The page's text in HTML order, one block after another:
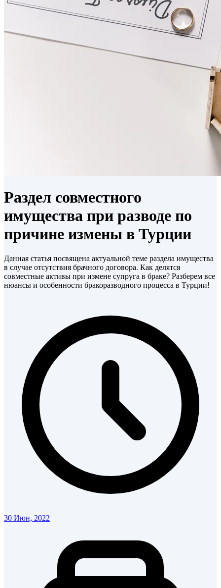
Раздел совместного
имущества при разводе по
причине измены в Турции
Данная статья посвящена актуальной теме раздела имущества
в случае отсутствия брачного договора. Как делятся
совместные активы при измене супруга в браке? Разберем все
нюансы и особенности бракоразводного процесса в Турции!
30 Июн, 2022